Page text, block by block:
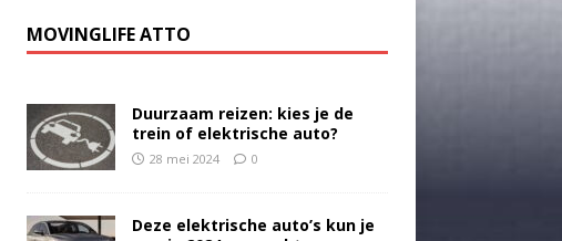
MOVINGLIFE ATTO
Duurzaam reizen: kies je de
trein of elektrische auto?
28 mei 2024 0
Deze elektrische auto’s kun je